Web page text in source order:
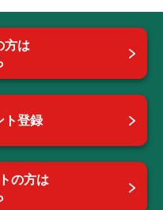
方は
ト登録
の方は